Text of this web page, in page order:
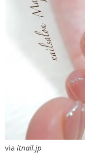
via itnail.jp